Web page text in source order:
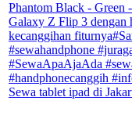
Sewa tablet ipad di